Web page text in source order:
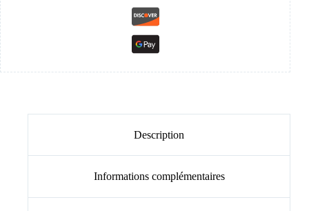
Description
Informations complémentaires